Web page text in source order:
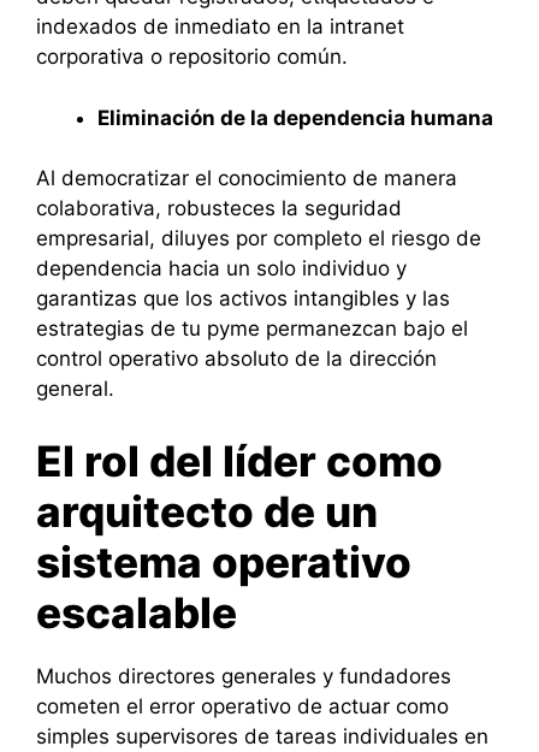
indexados de inmediato en la intranet
corporativa o repositorio común.
Eliminación de la dependencia humana
Al democratizar el conocimiento de manera
colaborativa, robusteces la seguridad
empresarial, diluyes por completo el riesgo de
dependencia hacia un solo individuo y
garantizas que los activos intangibles y las
estrategias de tu pyme permanezcan bajo el
control operativo absoluto de la dirección
general.
El rol del líder como
arquitecto de un
sistema operativo
escalable
Muchos directores generales y fundadores
cometen el error operativo de actuar como
simples supervisores de tareas individuales en